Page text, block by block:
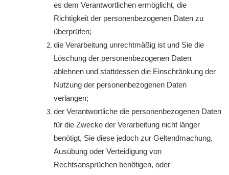
es dem Verantwortlichen ermöglicht, die
Richtigkeit der personenbezogenen Daten zu
überprüfen;
die Verarbeitung unrechtmäßig ist und Sie die
Löschung der personenbezogenen Daten
ablehnen und stattdessen die Einschränkung der
Nutzung der personenbezogenen Daten
verlangen;
der Verantwortliche die personenbezogenen Daten
für die Zwecke der Verarbeitung nicht länger
benötigt, Sie diese jedoch zur Geltendmachung,
Ausübung oder Verteidigung von
Rechtsansprüchen benötigen, oder